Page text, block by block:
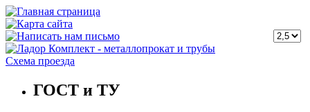
Схема проезда
ГОСТ и ТУ